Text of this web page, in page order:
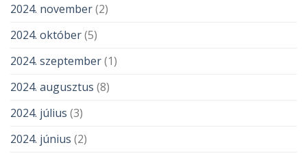
2024. november(2)
2024. október(5)
2024. szeptember(1)
2024. augusztus (8)
2024. július (3)
2024. június (2)